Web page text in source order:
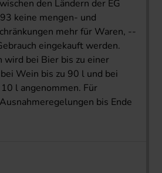
den Ländern der EG
keine mengen- und
mehr für Waren, --
eingekauft werden.
wird bei Bier bis zu einer
Wein bis zu 90 l und bei
l angenommen. Für
bis Ende